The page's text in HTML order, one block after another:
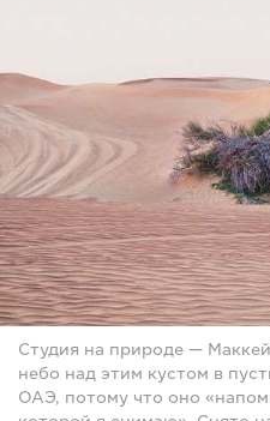
Студия на природе —
небо над этим кустом в
ОАЭ, потому что оно